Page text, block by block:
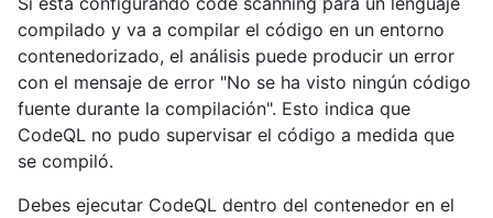
compilado y va a compilar el código en un entorno
contenedorizado, el análisis puede producir un error
con el mensaje de error "No se ha visto ningún código
fuente durante la compilación". Esto indica que
CodeQL no pudo supervisar el código a medida que
se compiló.
Debes ejecutar CodeQL dentro del contenedor en el